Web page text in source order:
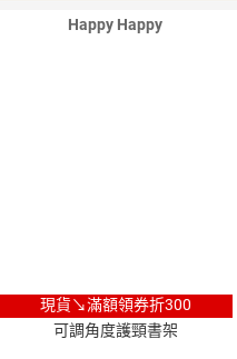
Happy Happy
現貨↘滿額領券折300
可調角度護頸書架